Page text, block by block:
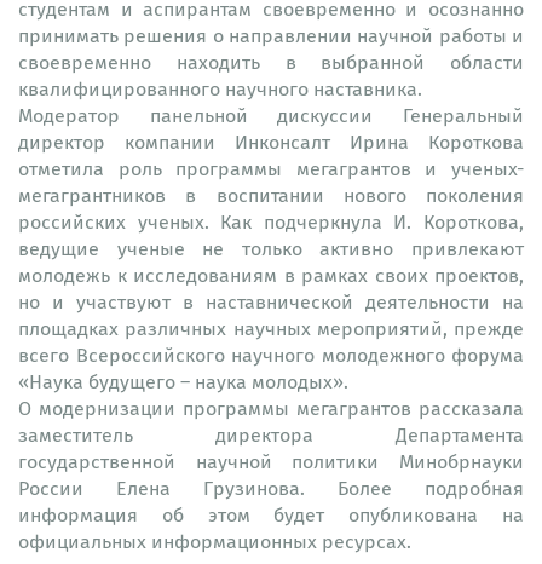
студентам и аспирантам своевременно и осознанно
принимать решения о направлении научной работы и
своевременно находить в выбранной области
квалифицированного научного наставника.
Модератор панельной дискуссии Генеральный
директор компании Инконсалт Ирина Короткова
отметила роль программы мегагрантов и ученых-
мегагрантников в воспитании нового поколения
российских ученых. Как подчеркнула И. Короткова,
ведущие ученые не только активно привлекают
молодежь к исследованиям в рамках своих проектов,
но и участвуют в наставнической деятельности на
площадках различных научных мероприятий, прежде
всего Всероссийского научного молодежного форума
«Наука будущего – наука молодых».
О модернизации программы мегагрантов рассказала
заместитель директора Департамента
государственной научной политики Минобрнауки
России Елена Грузинова. Более подробная
информация об этом будет опубликована на
официальных информационных ресурсах.